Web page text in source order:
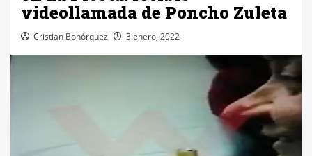
videollamada de Poncho Zuleta
Cristian Bohórquez 3 enero, 2022